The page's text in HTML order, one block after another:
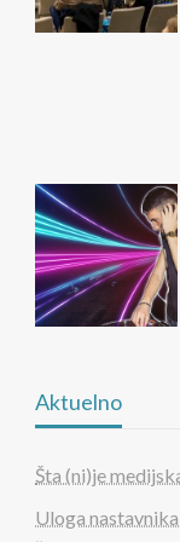
MEDIJSKA PISMENOST
Uvid u
roditelja i
Aktuelno
Šta (ni)je
Uloga